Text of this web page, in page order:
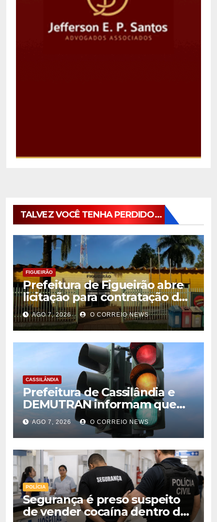
TALVEZ VOCÊ TENHA PERDIDO...
FIGUEIRÃO
Prefeitura de Figueirão abre
licitação para contratação de
estrutura de eventos
AGO 7, 2026 O CORREIO NEWS
CASSILÂNDIA
Prefeitura de Cassilândia e
DEMUTRAN informam que
semáforo entre as ruas Amin
José e Antônio Paulino
entrou em funcionamento
AGO 7, 2026 O CORREIO NEWS
POLÍCIA
Segurança é preso suspeito
de vender cocaína dentro de